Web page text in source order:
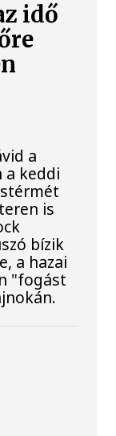
idő
a
a keddi
is
bízik
a hazai
"fogást